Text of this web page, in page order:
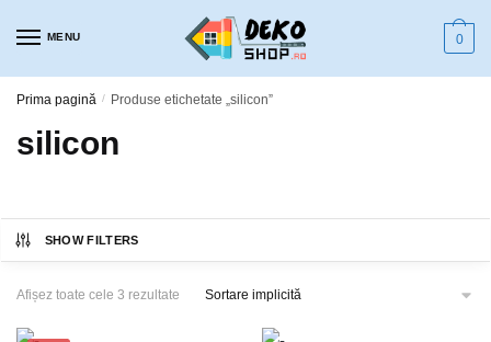
MENU 0
Prima pagină / Produse etichetate „silicon”
silicon
SHOW FILTERS
Afișez toate cele 3 rezultate